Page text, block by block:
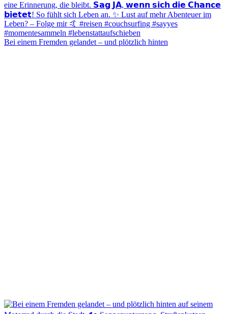
Bei einem Fremden gelandet – und plötzlich hinten